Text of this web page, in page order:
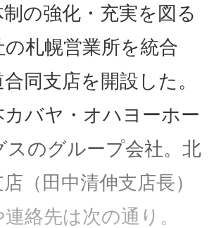
の強化・充実を図る
札幌営業所を統合
同支店を開設した。
バヤ・オハヨーホー
スのグループ会社。北
（田中清伸支店長）
連絡先は次の通り。